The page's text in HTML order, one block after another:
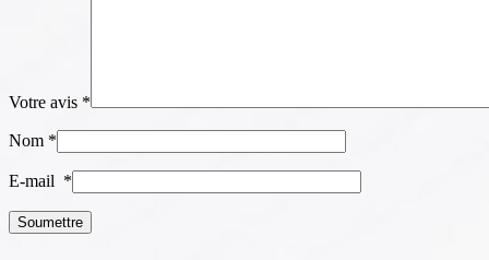
Votre avis *
Nom *
E-mail *